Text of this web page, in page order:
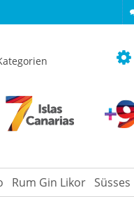
Rum Gin Likor Süsses